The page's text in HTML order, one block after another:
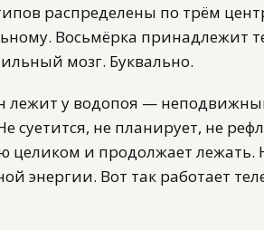
распределены по трём
Восьмёрка принадлежит
мозг. Буквально.
лежит у водопоя —
суетится, не планирует, не
целиком и продолжает
энергии. Вот так работает